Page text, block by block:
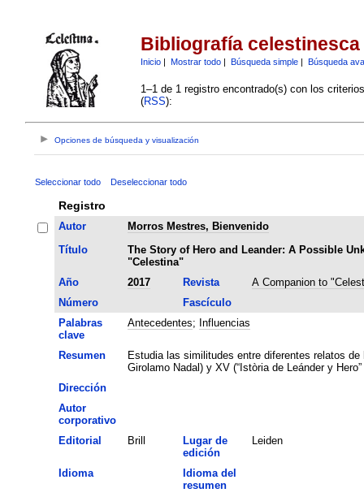
Bibliografía celestinesca
Inicio| Mostrar todo| Búsqueda simple| Búsqueda
1–1 de 1 registro encontrado(s) con los
(RSS):
Opciones de búsqueda y visualización
Seleccionar todo Deseleccionar todo
Registro
Autor
Morros Mestres, Bienvenido
Título
The Story of Hero and Leander: A Possible
"Celestina"
Año
2017 Revista
A Companion to
Número
Fascículo
Palabras
clave
Antecedentes; Influencias
Resumen
Estudia las similitudes entre diferentes relatos
Girolamo Nadal) y XV (“Istòria de Leánder y
Dirección
Autor
corporativo
Editorial
Brill
Lugar de
edición
Leiden
Idioma
Idioma del
resumen